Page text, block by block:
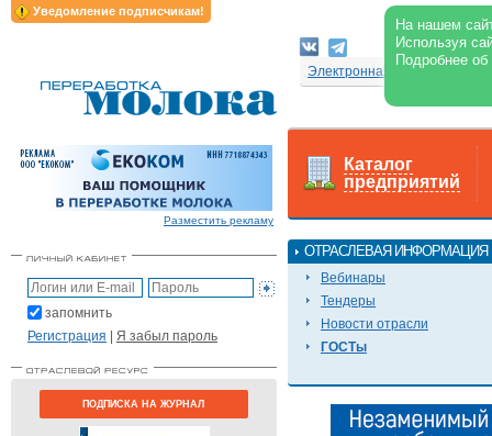
Уведомление подписчикам!
На нашем
Используя
Подробнее
Электронная версия
Разместить рекламу
запомнить
Регистрация | Я забыл пароль
ПОДПИСКА НА ЖУРНАЛ
Каталог
предприятий
ОТРАСЛЕВАЯ ИНФОРМАЦИЯ
Вебинары
Тендеры
Новости отрасли
ГОСТы